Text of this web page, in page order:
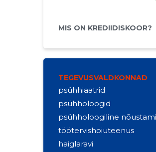
MIS ON KREDIIDISKOOR?
TEGEVUSVALDKONNAD
psühhiaatrid
psühholoogid
psühholoogiline
töötervishoiuteenus
haiglaravi